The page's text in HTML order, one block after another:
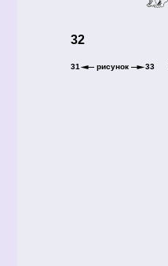
32
31 рисунок 33